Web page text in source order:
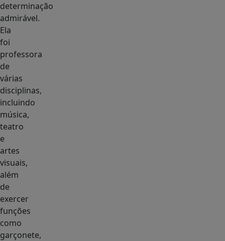
determinação
admirável.
Ela
foi
professora
de
várias
disciplinas,
incluindo
música,
teatro
e
artes
visuais,
além
de
exercer
funções
como
garçonete,